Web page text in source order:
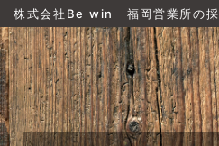
株式会社Be win 福岡営業所の採